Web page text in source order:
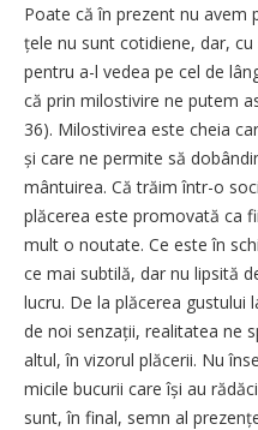
Poate că în prezent nu
țele nu sunt cotidiene, dar,
pentru a-l vedea pe cel de
că prin milostivire ne putem
36). Milostivirea este cheia
și care ne permite să
mântuirea. Că trăim într-o
plăcerea este promovată ca
mult o noutate. Ce este în
ce mai subtilă, dar nu lipsită
lucru. De la plăcerea gustului
de noi senzații, realitatea ne
altul, în vizorul plăcerii. Nu
micile bucurii care își au
sunt, în final, semn al